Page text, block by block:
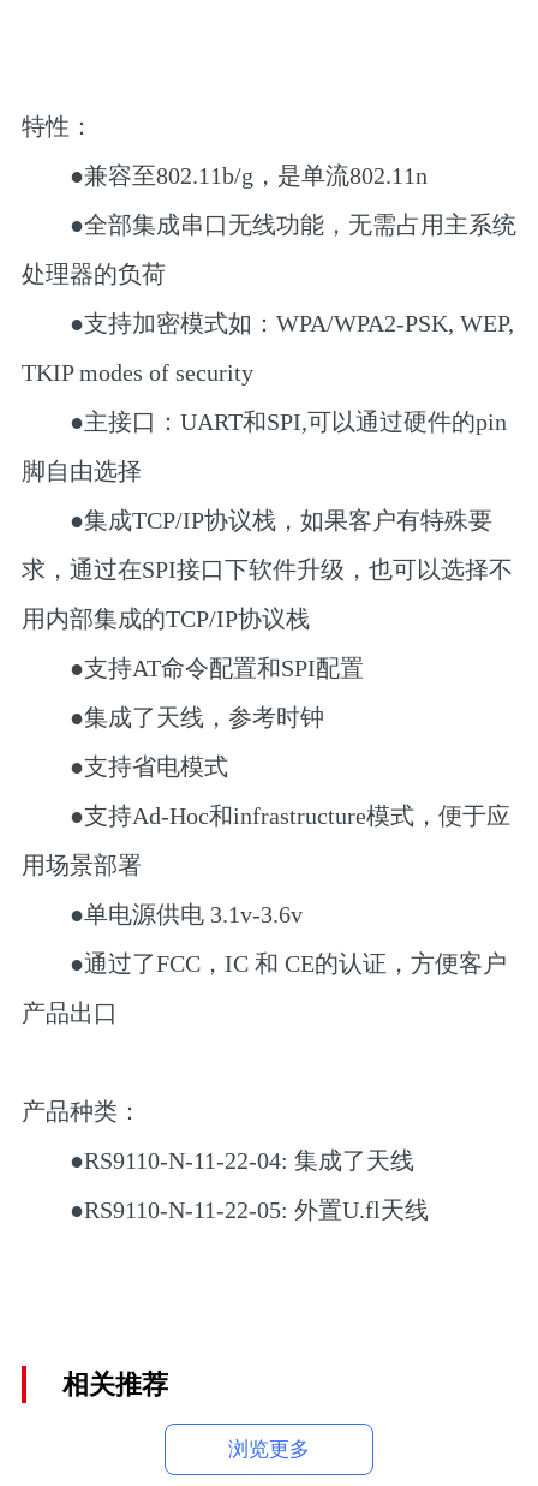
特性：
●兼容至802.11b/g，是单流802.11n
●全部集成串口无线功能，无需占用主系统
处理器的负荷
●支持加密模式如：WPA/WPA2-PSK, WEP,
TKIP modes of security
●主接口：UART和SPI,可以通过硬件的pin
脚自由选择
●集成TCP/IP协议栈，如果客户有特殊要
求，通过在SPI接口下软件升级，也可以选择不
用内部集成的TCP/IP协议栈
●支持AT命令配置和SPI配置
●集成了天线，参考时钟
●支持省电模式
●支持Ad-Hoc和infrastructure模式，便于应
用场景部署
●单电源供电 3.1v-3.6v
●通过了FCC，IC 和 CE的认证，方便客户
产品出口
产品种类：
●RS9110-N-11-22-04: 集成了天线
●RS9110-N-11-22-05: 外置U.fl天线
相关推荐
浏览更多